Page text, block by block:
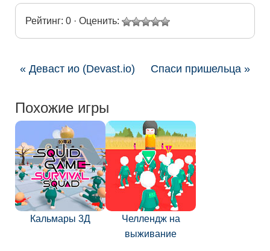
Рейтинг: 0 · Оценить:
« Деваст ио (Devast.io) Спаси пришельца »
Похожие игры
Кальмары 3Д
Челлендж на
выживание